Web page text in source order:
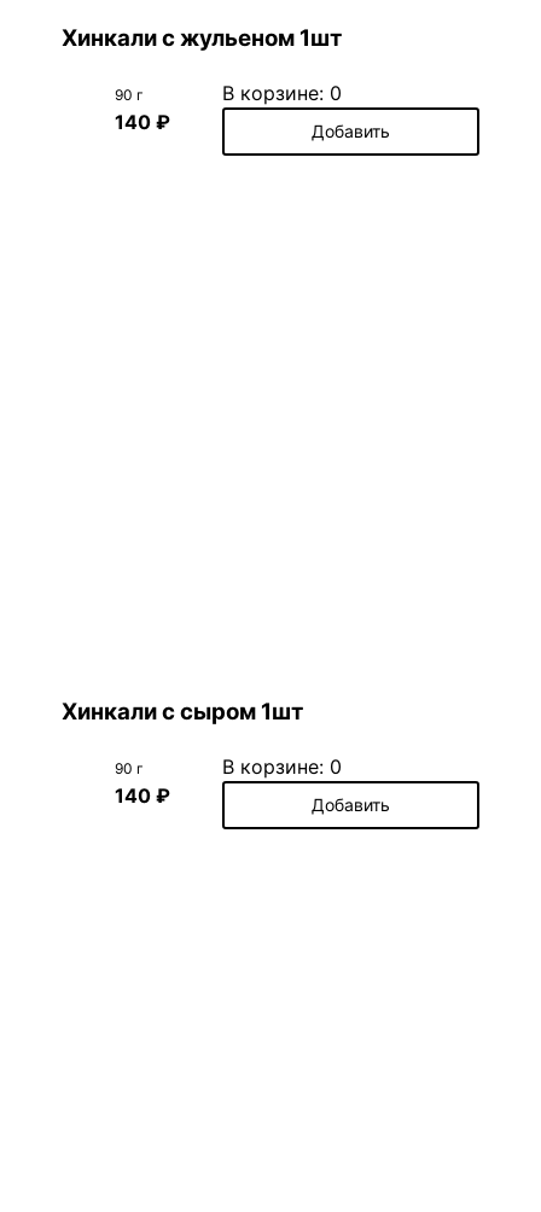
Хинкали с жульеном 1шт
90 г
140 ₽
В корзине: 0
Добавить
Хинкали с сыром 1шт
90 г
140 ₽
В корзине: 0
Добавить